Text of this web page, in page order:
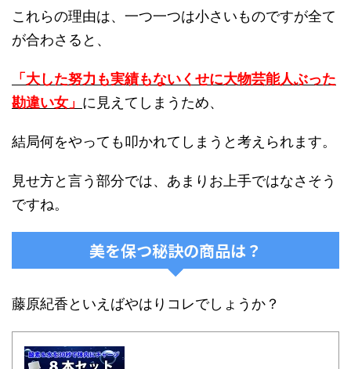
これらの理由は、一つ一つは小さいものですが全て
が合わさると、
「大した努力も実績もないくせに大物芸能人ぶった
勘違い女」 に見えてしまうため、
結局何をやっても叩かれてしまうと考えられます。
見せ方と言う部分では、あまりお上手ではなさそう
ですね。
美を保つ秘訣の商品は？
藤原紀香といえばやはりコレでしょうか？